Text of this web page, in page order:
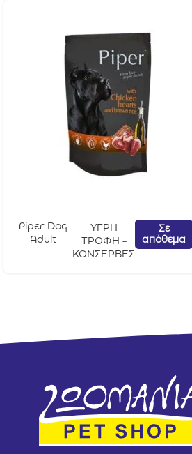
Piper Dog
Adult
ΥΓΡΗ
ΤΡΟΦΗ -
ΚΟΝΣΕΡΒΕΣ
Σε
απόθεμα